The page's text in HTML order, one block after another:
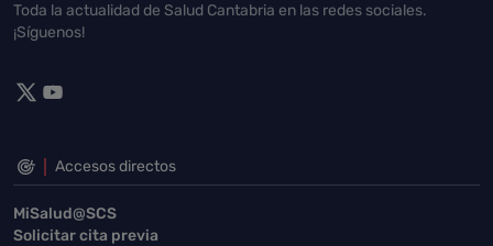
Toda la actualidad de Salud Cantabria en las redes sociales.
¡Síguenos!
Accesos directos
MiSalud@SCS
Solicitar cita previa